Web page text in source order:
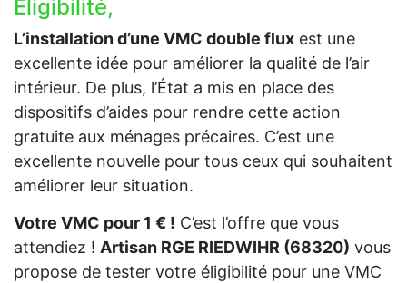
Éligibilité,
L’installation d’une VMC double flux est une
excellente idée pour améliorer la qualité de l’air
intérieur. De plus, l’État a mis en place des
dispositifs d’aides pour rendre cette action
gratuite aux ménages précaires. C’est une
excellente nouvelle pour tous ceux qui souhaitent
améliorer leur situation.
Votre VMC pour 1 € ! C’est l’offre que vous
attendiez ! Artisan RGE RIEDWIHR (68320) vous
propose de tester votre éligibilité pour une VMC